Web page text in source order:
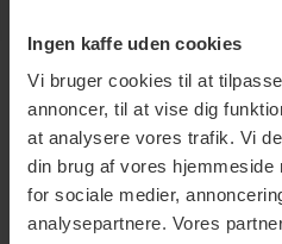
Ingen kaffe uden cookies
Vi bruger cookies til at
annoncer, til at vise dig
at analysere vores trafik. Vi
din brug af vores hjemmeside
for sociale medier,
analysepartnere. Vores
Produkter i